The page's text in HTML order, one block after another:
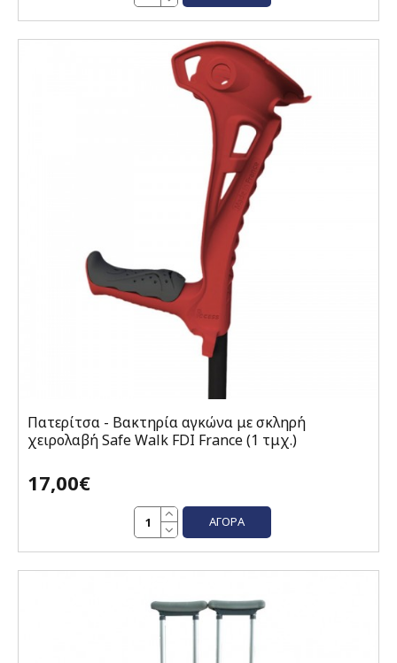
Πατερίτσα - Βακτηρία αγκώνα με σκληρή
χειρολαβή Safe Walk FDI France (1 τμχ.)
17,00€
ΑΓΟΡΆ